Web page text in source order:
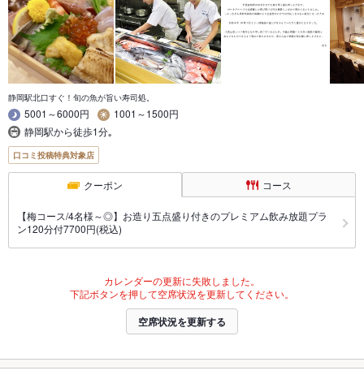
静岡駅北口すぐ！旬の魚が旨い寿司処。
5001～6000円
1001～1500円
静岡駅から徒歩1分｡
口コミ投稿特典対象店
クーポン コース
【梅コース/4名様～◎】お造り五点盛り付きのプレミアム飲み放題プラ
ン120分付7700円(税込)
カレンダーの更新に失敗しました。
下記ボタンを押して空席状況を更新してください。
空席状況を更新する